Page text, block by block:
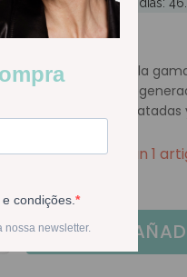
Krono Age de la
con acción
para pieles deshidratadas
Quedan 1